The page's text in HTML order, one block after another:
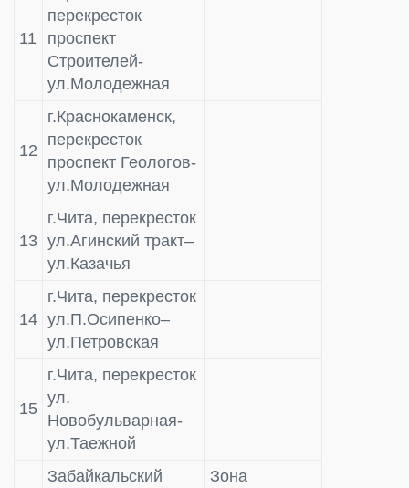
11
перекресток
проспект
Строителей-
ул.Молодежная
12
г.Краснокаменск,
перекресток
проспект Геологов-
ул.Молодежная
13
г.Чита, перекресток
ул.Агинский тракт–
ул.Казачья
14
г.Чита, перекресток
ул.П.Осипенко–
ул.Петровская
15
г.Чита, перекресток
ул.
Новобульварная-
ул.Таежной
Забайкальский
Зона